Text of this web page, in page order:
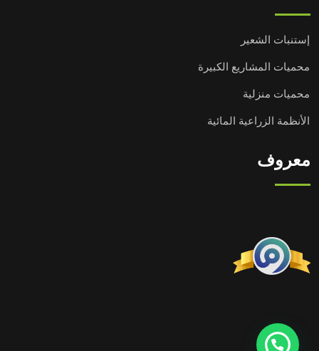
إستنبات الشعير
محميات المشاريع الكبيرة
محميات منزلية
الأنظمة الزراعية المائية
معروف